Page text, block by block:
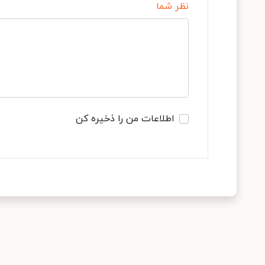
نظر شما
اطلاعات من را ذخیره کن